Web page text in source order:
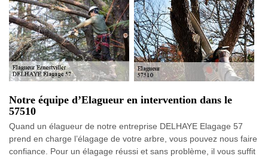
Notre équipe d’Elagueur en intervention dans le
57510
Quand un élagueur de notre entreprise DELHAYE Elagage 57
prend en charge l’élagage de votre arbre, vous pouvez nous faire
confiance. Pour un élagage réussi et sans problème, il vous suffit